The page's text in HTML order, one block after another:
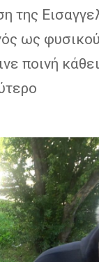
της
ως φυσικού
ποινή